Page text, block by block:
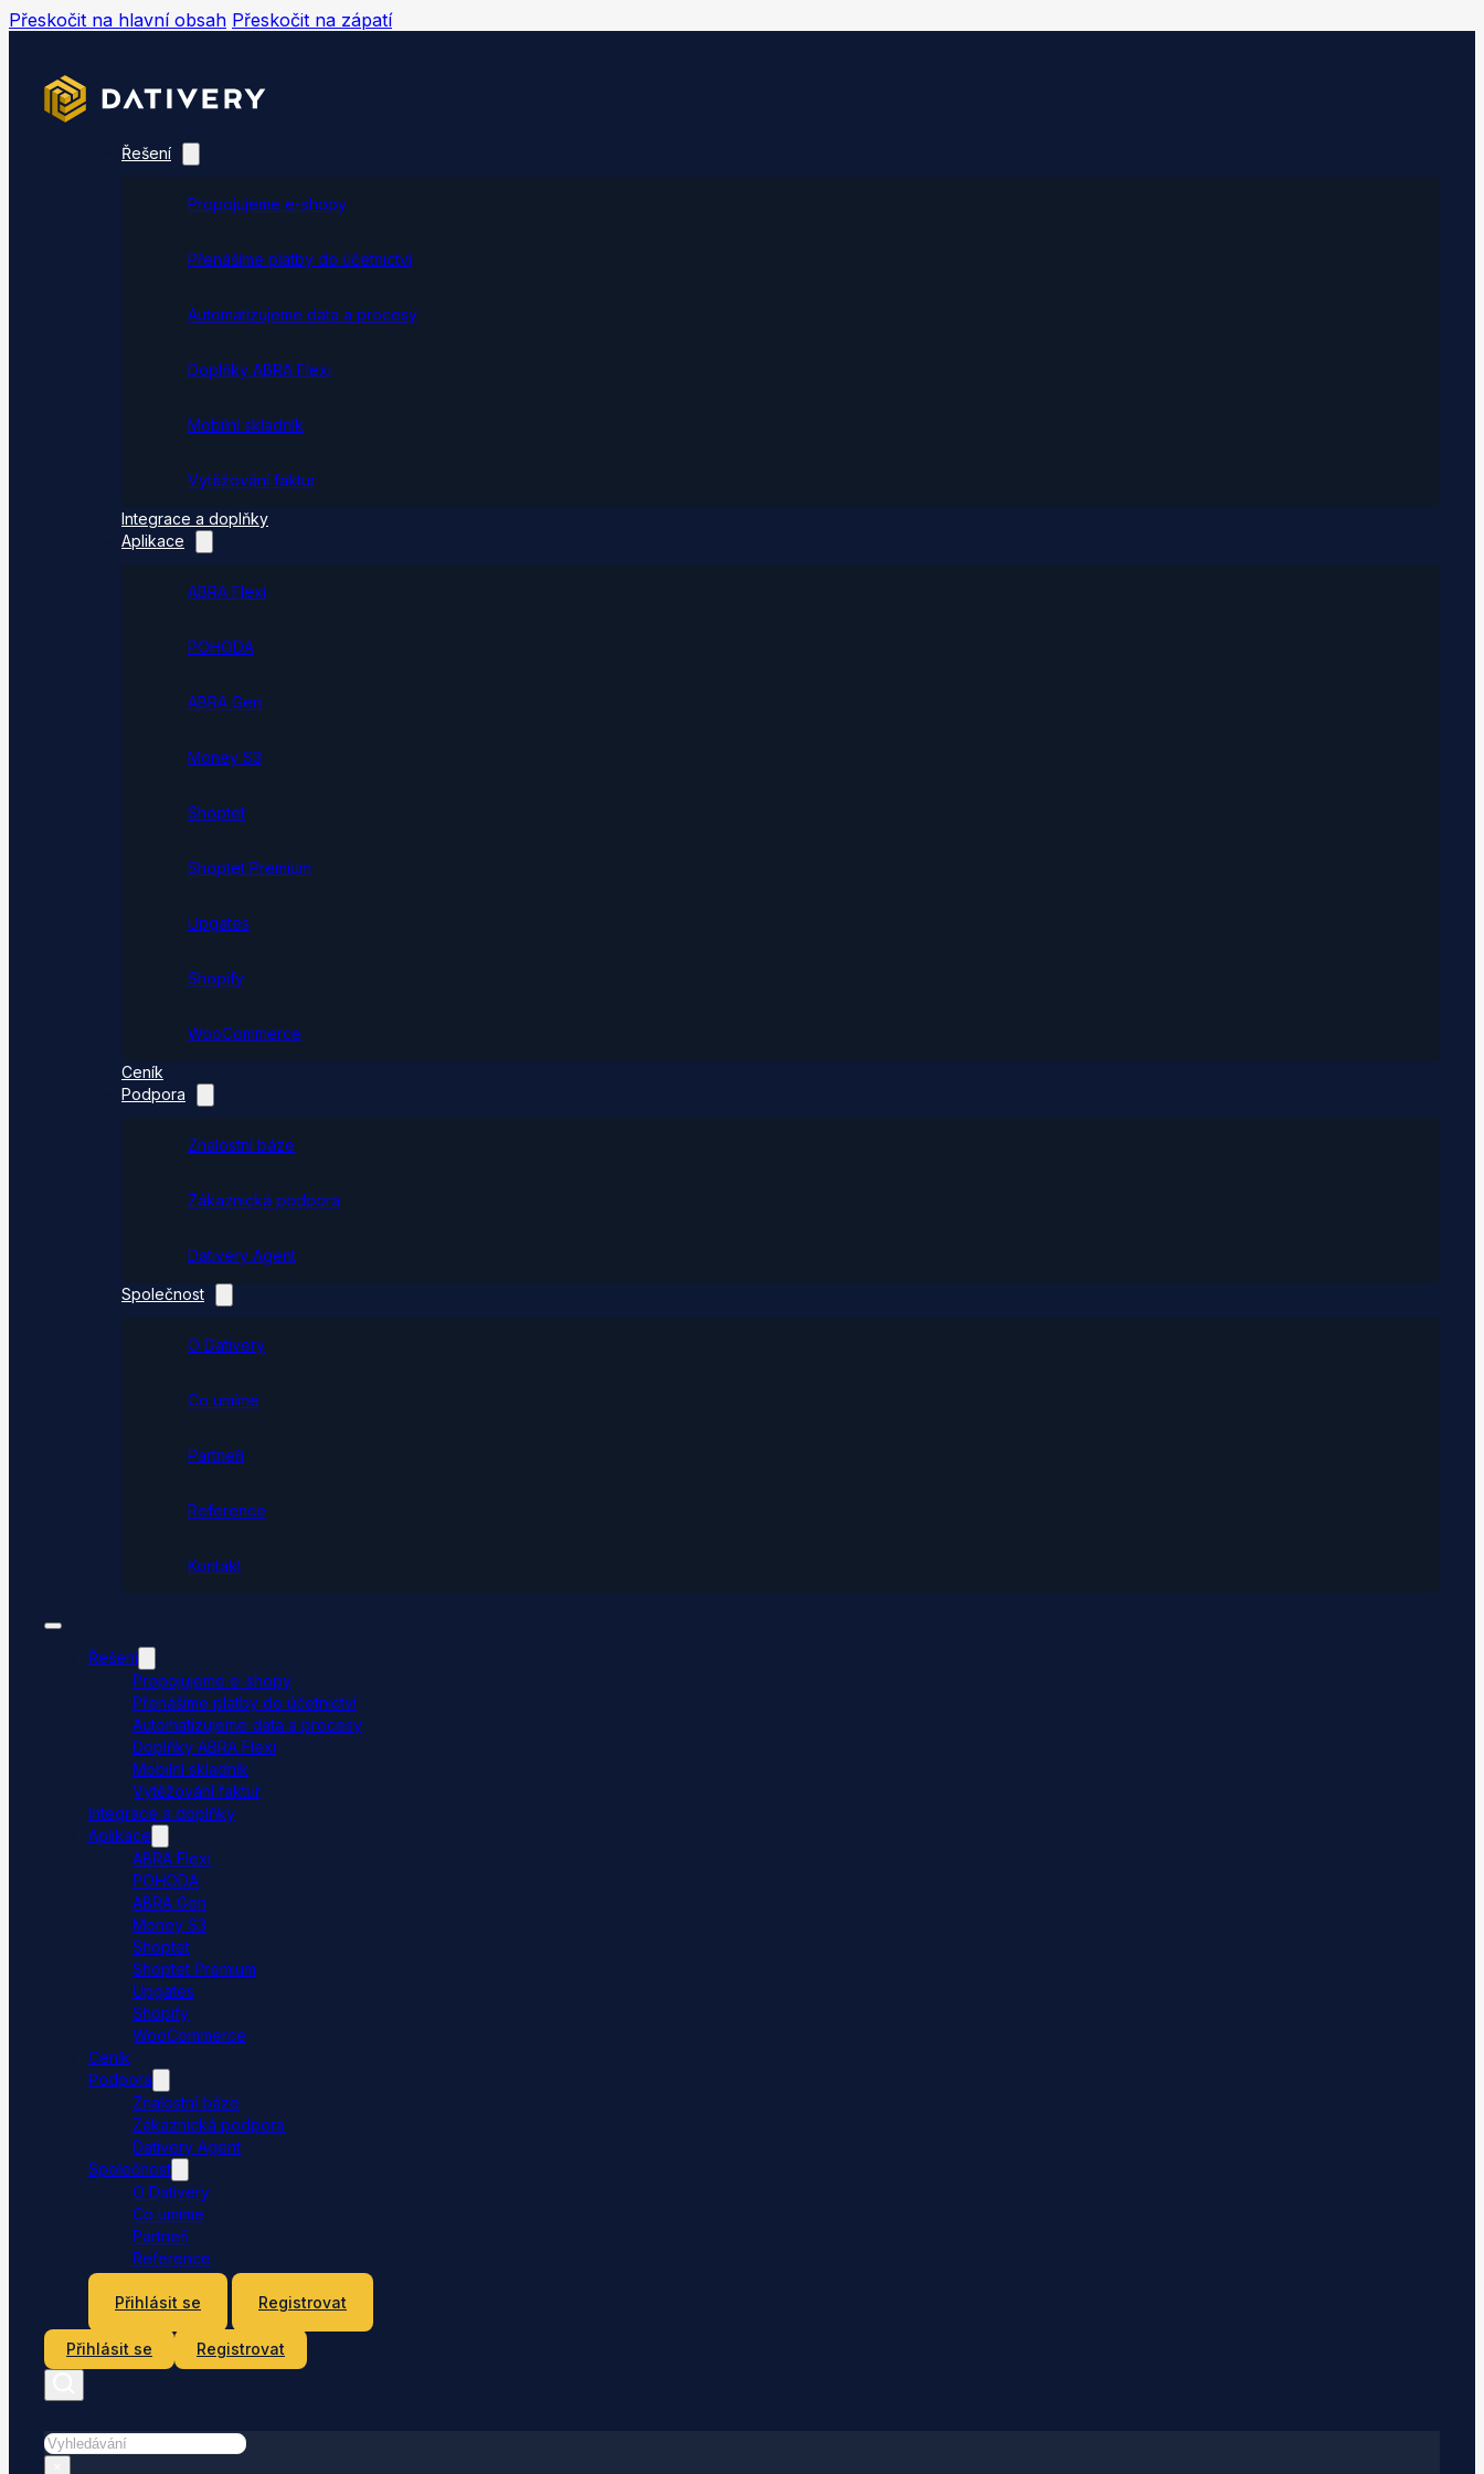
Přeskočit na hlavní obsah Přeskočit na zápatí
Řešení
Propojujeme e-shopy
Přenášíme platby do účetnictví
Automatizujeme data a procesy
Doplňky ABRA Flexi
Mobilní skladník
Vytěžování faktur
Integrace a doplňky
Aplikace
ABRA Flexi
POHODA
ABRA Gen
Money S3
Shoptet
Shoptet Premium
Upgates
Shopify
WooCommerce
Ceník
Podpora
Znalostní báze
Zákaznická podpora
Dativery Agent
Společnost
O Dativery
Co umíme
Partneři
Reference
Kontakt
Řešení
Propojujeme e-shopy
Přenášíme platby do účetnictví
Automatizujeme data a procesy
Doplňky ABRA Flexi
Mobilní skladník
Vytěžování faktur
Integrace a doplňky
Aplikace
ABRA Flexi
POHODA
ABRA Gen
Money S3
Shoptet
Shoptet Premium
Upgates
Shopify
WooCommerce
Ceník
Podpora
Znalostní báze
Zákaznická podpora
Dativery Agent
Společnost
O Dativery
Co umíme
Partneři
Reference
Přihlásit se
Registrovat
Přihlásit se Registrovat
Hledat